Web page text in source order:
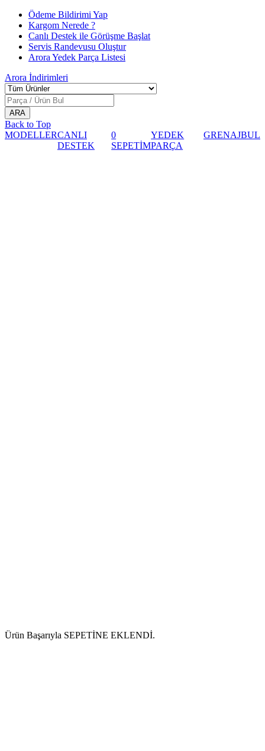
Ödeme Bildirimi Yap
Kargom Nerede ?
Canlı Destek ile Görüşme Başlat
Servis Randevusu Oluştur
Arora Yedek Parça Listesi
Arora İndirimleri
Back to Top
MODELLERCANLI
DESTEK
0
SEPETİM
YEDEK
PARÇA
GRENAJBUL
Ürün Başarıyla SEPETİNE EKLENDİ.